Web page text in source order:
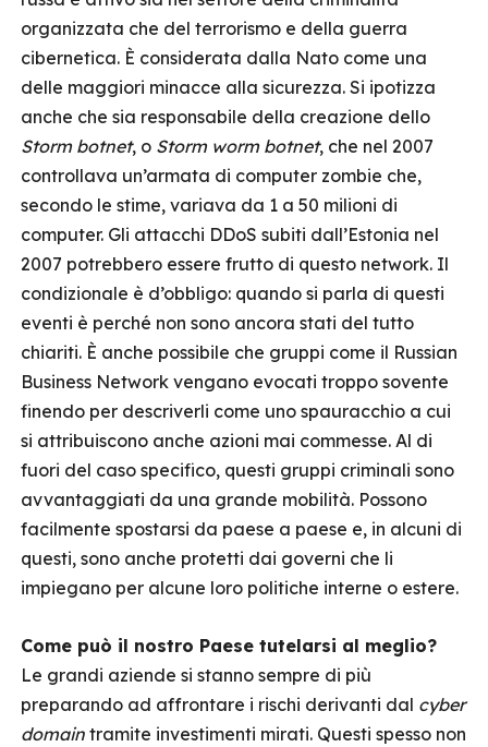
organizzata che del terrorismo e della guerra
cibernetica. È considerata dalla Nato come una
delle maggiori minacce alla sicurezza. Si ipotizza
anche che sia responsabile della creazione dello
Storm botnet, o Storm worm botnet, che nel 2007
controllava un’armata di computer zombie che,
secondo le stime, variava da 1 a 50 milioni di
computer. Gli attacchi DDoS subiti dall’Estonia nel
2007 potrebbero essere frutto di questo network. Il
condizionale è d’obbligo: quando si parla di questi
eventi è perché non sono ancora stati del tutto
chiariti. È anche possibile che gruppi come il Russian
Business Network vengano evocati troppo sovente
finendo per descriverli come uno spauracchio a cui
si attribuiscono anche azioni mai commesse. Al di
fuori del caso specifico, questi gruppi criminali sono
avvantaggiati da una grande mobilità. Possono
facilmente spostarsi da paese a paese e, in alcuni di
questi, sono anche protetti dai governi che li
impiegano per alcune loro politiche interne o estere.
Come può il nostro Paese tutelarsi al meglio?
Le grandi aziende si stanno sempre di più
preparando ad affrontare i rischi derivanti dal cyber
domain tramite investimenti mirati. Questi spesso non